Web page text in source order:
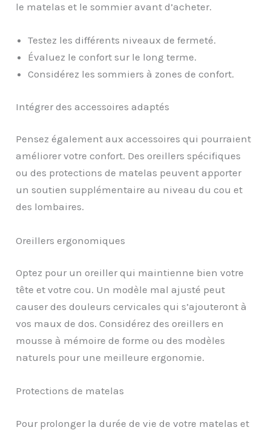
le matelas et le sommier avant d’acheter.
Testez les différents niveaux de fermeté.
Évaluez le confort sur le long terme.
Considérez les sommiers à zones de confort.
Intégrer des accessoires adaptés
Pensez également aux accessoires qui pourraient
améliorer votre confort. Des oreillers spécifiques
ou des protections de matelas peuvent apporter
un soutien supplémentaire au niveau du cou et
des lombaires.
Oreillers ergonomiques
Optez pour un oreiller qui maintienne bien votre
tête et votre cou. Un modèle mal ajusté peut
causer des douleurs cervicales qui s’ajouteront à
vos maux de dos. Considérez des oreillers en
mousse à mémoire de forme ou des modèles
naturels pour une meilleure ergonomie.
Protections de matelas
Pour prolonger la durée de vie de votre matelas et